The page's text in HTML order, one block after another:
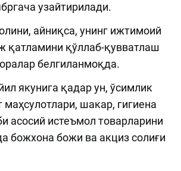
узайтирилади.
айниқса, унинг ижтимоий
қатламини қўллаб-қувватлаш
белгиланмоқда.
якунига қадар ун, ўсимлик
маҳсулотлари, шакар, гигиена
асосий истеъмол товарларини
божхона божи ва акциз солиғи